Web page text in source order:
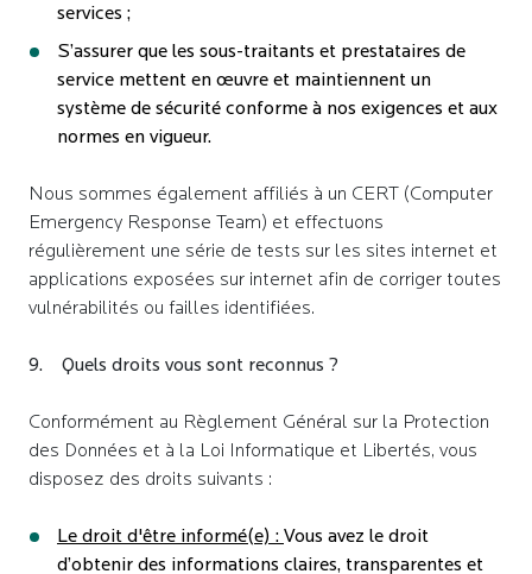
services ;
S’assurer que les sous-traitants et prestataires de
service mettent en œuvre et maintiennent un
système de sécurité conforme à nos exigences et aux
normes en vigueur.
Nous sommes également affiliés à un CERT (Computer
Emergency Response Team) et effectuons
régulièrement une série de tests sur les sites internet et
applications exposées sur internet afin de corriger toutes
vulnérabilités ou failles identifiées.
9. Quels droits vous sont reconnus ?
Conformément au Règlement Général sur la Protection
des Données et à la Loi Informatique et Libertés, vous
disposez des droits suivants :
Le droit d'être informé(e) : Vous avez le droit
d’obtenir des informations claires, transparentes et